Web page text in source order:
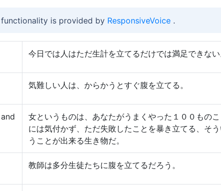
is provided by ResponsiveVoice .
今日では人はただ生計を立てるだけでは満足できない
気難しい人は、からかうとすぐ腹を立てる。
女というものは、あなたがうまくやった１００ものこ
には気付かず、ただ失敗したことを暴き立てる、そ
うことが出来る生き物だ。
教師は多分生徒たちに腹を立てるだろう。